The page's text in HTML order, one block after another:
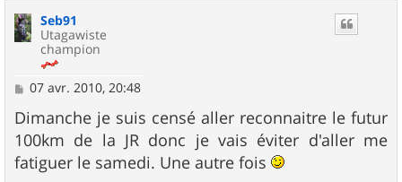
Seb91
Utagawiste
champion
M
s
s
a
g
e
07 avr. 2010, 20:48
Dimanche je suis censé aller reconnaitre le futur
100km de la JR donc je vais éviter d'aller me
fatiguer le samedi. Une autre fois